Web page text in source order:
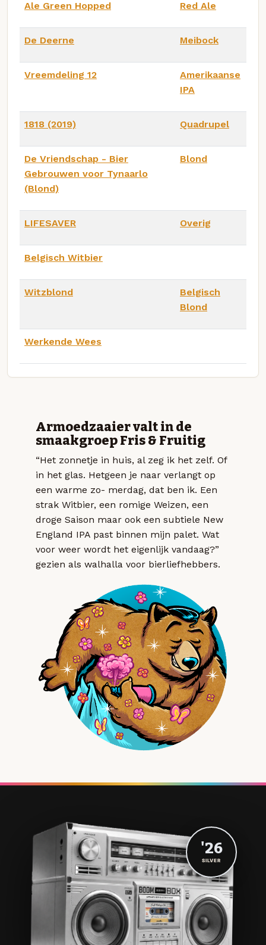
Ale Green Hopped Red Ale
De Deerne Meibock
Vreemdeling 12
Amerikaanse
IPA
1818 (2019) Quadrupel
De Vriendschap - Bier
Gebrouwen voor Tynaarlo
(Blond)
Blond
LIFESAVER Overig
Belgisch Witbier
Witzblond
Belgisch
Blond
Werkende Wees
Armoedzaaier valt in de
smaakgroep Fris & Fruitig
“Het zonnetje in huis, al zeg ik het zelf. Of
in het glas. Hetgeen je naar verlangt op
een warme zo- merdag, dat ben ik. Een
strak Witbier, een romige Weizen, een
droge Saison maar ook een subtiele New
England IPA past binnen mijn palet. Wat
voor weer wordt het eigenlijk vandaag?”
gezien als walhalla voor bierliefhebbers.
'26
SILVER